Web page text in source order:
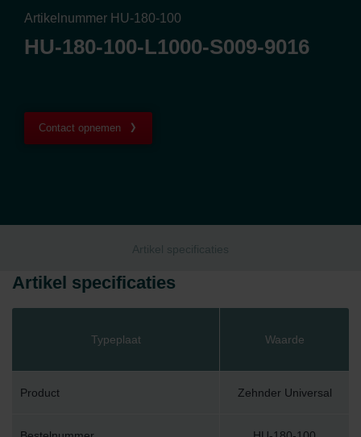
Artikelnummer HU-180-100
HU-180-100-L1000-S009-9016
Contact opnemen
Artikel specificaties
Artikel specificaties
Typeplaat Waarde
Product Zehnder Universal